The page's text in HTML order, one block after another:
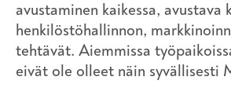
avustaminen kaikessa, avustava
henkilöstöhallinnon,
tehtävät. Aiemmissa
eivät ole olleet näin syvällisesti